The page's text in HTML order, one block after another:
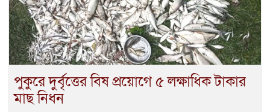
পুকুরে দুর্বৃত্তের বিষ প্রয়োগে ৫ লক্ষাধিক টাকার
মাছ নিধন